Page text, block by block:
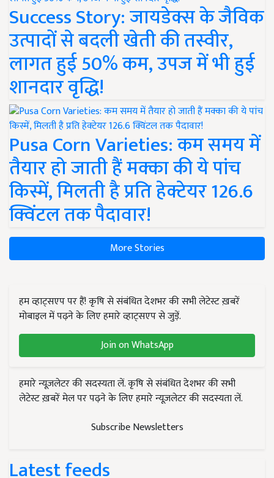
Success Story: जायडेक्स के जैविक
उत्पादों से बदली खेती की तस्वीर,
लागत हुई 50% कम, उपज में भी हुई
शानदार वृद्धि!
Pusa Corn Varieties: कम समय में
तैयार हो जाती हैं मक्का की ये पांच
किस्में, मिलती है प्रति हेक्टेयर 126.6
क्विंटल तक पैदावार!
More Stories
हम व्हाट्सएप पर हैं! कृषि से संबंधित देशभर की सभी लेटेस्ट ख़बरें
मोबाइल में पढ़ने के लिए हमारे व्हाट्सएप से जुड़ें.
Join on WhatsApp
हमारे न्यूज़लेटर की सदस्यता लें. कृषि से संबंधित देशभर की सभी
लेटेस्ट ख़बरें मेल पर पढ़ने के लिए हमारे न्यूज़लेटर की सदस्यता लें.
Subscribe Newsletters
Latest feeds